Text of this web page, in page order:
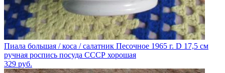
Пиала большая / коса / салатник Песочное 1965 г. D 17,5 см
ручная роспись посуда СССР хорошая
329 руб.